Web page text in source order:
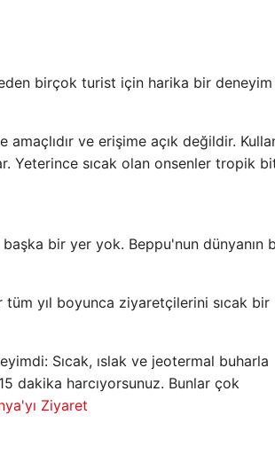
eden birçok turist için harika bir
ve erişime açık değildir.
Yeterince sıcak olan onsenler tropik
başka bir yer yok. Beppu'nun dünyanın
tüm yıl boyunca ziyaretçilerini sıcak bir
Sıcak, ıslak ve jeotermal buharla
dakika harcıyorsunuz. Bunlar çok
Ziyaret